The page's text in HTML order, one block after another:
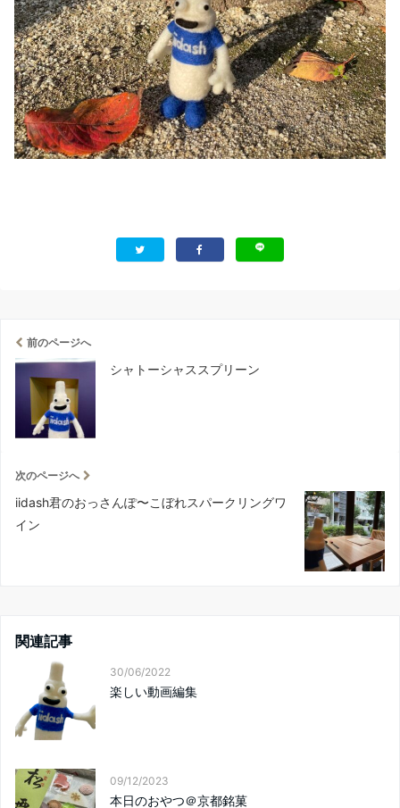
前のページへ
シャトーシャススプリーン
次のページへ
iidash君のおっさんぽ〜こぼれスパークリングワ
イン
関連記事
30/06/2022
楽しい動画編集
09/12/2023
本日のおやつ＠京都銘菓